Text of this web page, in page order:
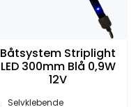
Båtsystem Striplight
LED 300mm Blå 0,9W
12V
Selvklebende